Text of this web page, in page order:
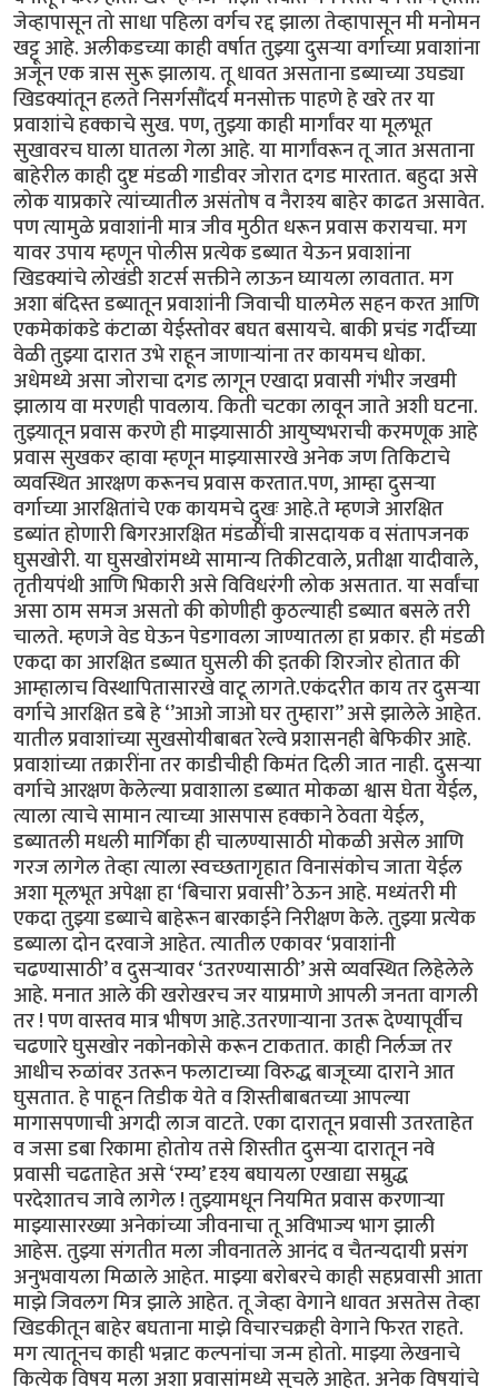
जेव्हापासून तो साधा पहिला वर्गच रद्द झाला तेव्हापासून मी मनोमन
खट्टू आहे. अलीकडच्या काही वर्षात तुझ्या दुसऱ्या वर्गाच्या प्रवाशांना
अजून एक त्रास सुरू झालाय. तू धावत असताना डब्याच्या उघड्या
खिडक्यांतून हलते निसर्गसौंदर्य मनसोक्त पाहणे हे खरे तर या
प्रवाशांचे हक्काचे सुख. पण, तुझ्या काही मार्गांवर या मूलभूत
सुखावरच घाला घातला गेला आहे. या मार्गांवरून तू जात असताना
बाहेरील काही दुष्ट मंडळी गाडीवर जोरात दगड मारतात. बहुदा असे
लोक याप्रकारे त्यांच्यातील असंतोष व नैराश्य बाहेर काढत असावेत.
पण त्यामुळे प्रवाशांनी मात्र जीव मुठीत धरून प्रवास करायचा. मग
यावर उपाय म्हणून पोलीस प्रत्येक डब्यात येऊन प्रवाशांना
खिडक्यांचे लोखंडी शटर्स सक्तीने लाऊन घ्यायला लावतात. मग
अशा बंदिस्त डब्यातून प्रवाशांनी जिवाची घालमेल सहन करत आणि
एकमेकांकडे कंटाळा येईस्तोवर बघत बसायचे. बाकी प्रचंड गर्दीच्या
वेळी तुझ्या दारात उभे राहून जाणाऱ्यांना तर कायमच धोका.
अधेमध्ये असा जोराचा दगड लागून एखादा प्रवासी गंभीर जखमी
झालाय वा मरणही पावलाय. किती चटका लावून जाते अशी घटना.
तुझ्यातून प्रवास करणे ही माझ्यासाठी आयुष्यभराची करमणूक आहे
प्रवास सुखकर व्हावा म्हणून माझ्यासारखे अनेक जण तिकिटाचे
व्यवस्थित आरक्षण करूनच प्रवास करतात.पण, आम्हा दुसऱ्या
वर्गाच्या आरक्षितांचे एक कायमचे दुखः आहे.ते म्हणजे आरक्षित
डब्यांत होणारी बिगरआरक्षित मंडळींची त्रासदायक व संतापजनक
घुसखोरी. या घुसखोरांमध्ये सामान्य तिकीटवाले, प्रतीक्षा यादीवाले,
तृतीयपंथी आणि भिकारी असे विविधरंगी लोक असतात. या सर्वांचा
असा ठाम समज असतो की कोणीही कुठल्याही डब्यात बसले तरी
चालते. म्हणजे वेड घेऊन पेडगावला जाण्यातला हा प्रकार. ही मंडळी
एकदा का आरक्षित डब्यात घुसली की इतकी शिरजोर होतात की
आम्हालाच विस्थापितासारखे वाटू लागते.एकंदरीत काय तर दुसऱ्या
वर्गाचे आरक्षित डबे हे ‘’आओ जाओ घर तुम्हारा’’ असे झालेले आहेत.
यातील प्रवाशांच्या सुखसोयीबाबत रेल्वे प्रशासनही बेफिकीर आहे.
प्रवाशांच्या तक्रारींना तर काडीचीही किमंत दिली जात नाही. दुसऱ्या
वर्गाचे आरक्षण केलेल्या प्रवाशाला डब्यात मोकळा श्वास घेता येईल,
त्याला त्याचे सामान त्याच्या आसपास हक्काने ठेवता येईल,
डब्यातली मधली मार्गिका ही चालण्यासाठी मोकळी असेल आणि
गरज लागेल तेव्हा त्याला स्वच्छतागृहात विनासंकोच जाता येईल
अशा मूलभूत अपेक्षा हा ‘बिचारा प्रवासी’ ठेऊन आहे. मध्यंतरी मी
एकदा तुझ्या डब्याचे बाहेरून बारकाईने निरीक्षण केले. तुझ्या प्रत्येक
डब्याला दोन दरवाजे आहेत. त्यातील एकावर ‘प्रवाशांनी
चढण्यासाठी’ व दुसऱ्यावर ‘उतरण्यासाठी’ असे व्यवस्थित लिहेलेले
आहे. मनात आले की खरोखरच जर याप्रमाणे आपली जनता वागली
तर ! पण वास्तव मात्र भीषण आहे.उतरणाऱ्याना उतरू देण्यापूर्वीच
चढणारे घुसखोर नकोनकोसे करून टाकतात. काही निर्लज्ज तर
आधीच रुळांवर उतरून फलाटाच्या विरुद्ध बाजूच्या दाराने आत
घुसतात. हे पाहून तिडीक येते व शिस्तीबाबतच्या आपल्या
मागासपणाची अगदी लाज वाटते. एका दारातून प्रवासी उतरताहेत
व जसा डबा रिकामा होतोय तसे शिस्तीत दुसऱ्या दारातून नवे
प्रवासी चढताहेत असे ‘रम्य’ दृश्य बघायला एखाद्या सम्रुद्ध
परदेशातच जावे लागेल ! तुझ्यामधून नियमित प्रवास करणाऱ्या
माझ्यासारख्या अनेकांच्या जीवनाचा तू अविभाज्य भाग झाली
आहेस. तुझ्या संगतीत मला जीवनातले आनंद व चैतन्यदायी प्रसंग
अनुभवायला मिळाले आहेत. माझ्या बरोबरचे काही सहप्रवासी आता
माझे जिवलग मित्र झाले आहेत. तू जेव्हा वेगाने धावत असतेस तेव्हा
खिडकीतून बाहेर बघताना माझे विचारचक्रही वेगाने फिरत राहते.
मग त्यातूनच काही भन्नाट कल्पनांचा जन्म होतो. माझ्या लेखनाचे
कित्येक विषय मला अशा प्रवासांमध्ये सुचले आहेत. अनेक विषयांचे